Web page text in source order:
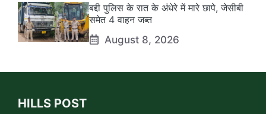
बद्दी पुलिस के रात के अंधेरे में मारे छापे, जेसीबी
समेत 4 वाहन जब्त
August 8, 2026
HILLS POST